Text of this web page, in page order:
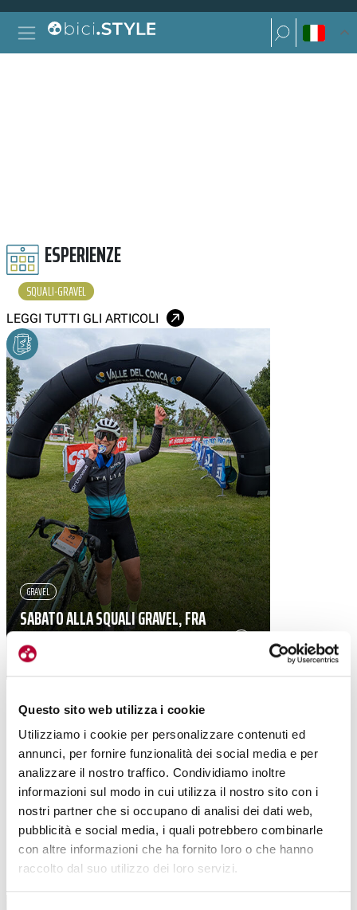
Questo sito web utilizza i cookie
Utilizziamo i cookie per personalizzare contenuti ed
annunci, per fornire funzionalità dei social media e per
analizzare il nostro traffico. Condividiamo inoltre
informazioni sul modo in cui utilizza il nostro sito con i
nostri partner che si occupano di analisi dei dati web,
pubblicità e social media, i quali potrebbero combinarle
con altre informazioni che ha fornito loro o che hanno
raccolto dal suo utilizzo dei loro servizi.
Vai al contenuto
Navigazione principale
Ricerca per:
Ricerca per:
ESPERIENZE
SQUALI-GRAVEL
LEGGI TUTTI GLI ARTICOLI
SABATO ALLA SQUALI GRAVEL, FRA
AMICI, NUVOLE, SALAME E NUTELLA
|21-05-2026
GRAVEL
TUTTE LE CATEGORIE DEL MAGAZINE